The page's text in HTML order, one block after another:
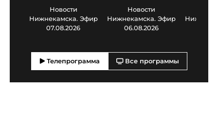
Новости
Нижнекамска. Эфир
07.08.2026
Новости
Нижнекамска. Эфир
06.08.2026
Телепрограмма Все программы